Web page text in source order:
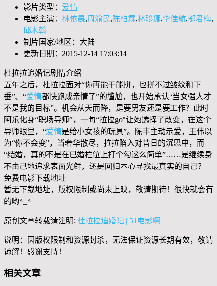
影片类型： 爱情
电影主演： 林依晨,周渝民, 陈柏霖,林珍娜,李佳航,邬君梅,
邱木翰
制片国家/地区：大陆
更新日期：2015-12-14 17:03:14
杜拉拉追婚记剧情介绍
五年之后，杜拉拉面对“你再能干能拼，也拼不过皱纹和下
垂”、“爱情都快跑成亲情了”的尴尬，也开始承认“当女强人才
不是我的目标”。机会从天而降，是要男友还是要工作？此时
阿乐化身“职场导师”，一句“拉拉go”让她选择了改变，在这个
导师眼里，“爱情是给小女孩的玩具”。陈丰主动示爱，王伟以
为“你不会变”，当奢华散尽，拉拉陷入对昔日的沉思中，而
“结婚，真的不是在已婚栏位上打个勾这么简单”……是继续身
不由己地追求表面光鲜，还是回归本心寻找最真实的自己？
免费电影下载地址
暂无下载地址，版权限制或尚未上映，敬请期待！很快就会有
的哟^_^
原创文章转载请注明: 杜拉拉追婚记 | 51电影啊
说明：因版权限制和资源封杀，无法保证资源长期有效，敬请
谅解！感谢支持！
相关文章